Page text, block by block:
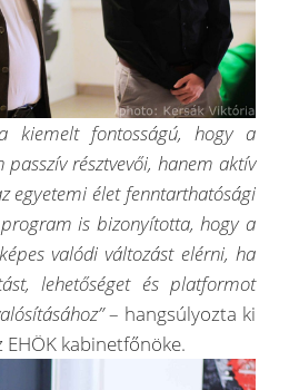
kiemelt fontosságú, hogy a
passzív résztvevői, hanem aktív
egyetemiélet fenntarthatósági
is bizonyította, hogy a
épes valódi változást elérni, ha
lehetőséget és platformot
– hangsúlyozta ki
EHÖK kabinetfőnöke.